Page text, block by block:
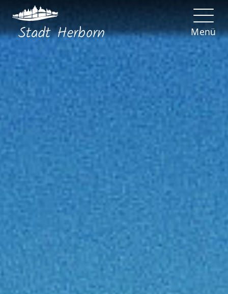
StadtHerborn Menü